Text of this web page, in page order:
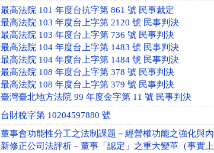
最高法院 101 年度台抗字第 861 號 民事裁定
最高法院 103 年度台上字第 2120 號 民事判決
最高法院 103 年度台上字第 736 號 民事判決
最高法院 104 年度台上字第 1483 號 民事判決
最高法院 104 年度台上字第 1484 號 民事判決
最高法院 108 年度台上字第 378 號 民事判決
最高法院 108 年度台上字第 379 號 民事判決
臺灣臺北地方法院 99 年度金字第 11 號 民事判決
台財稅字第 10204597880 號
董事會功能性分工之法制課題－經營權功能之強化與
新修正公司法評析－董事「認定」之重大變革（事實